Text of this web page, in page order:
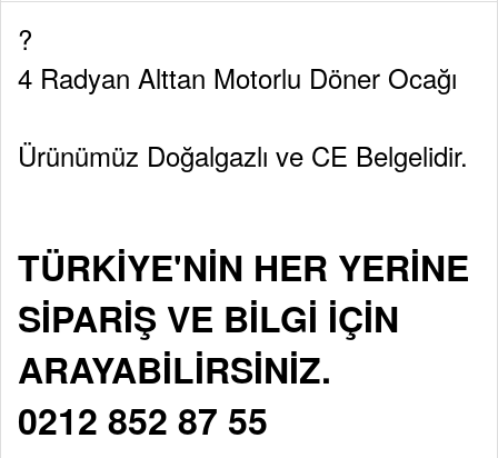
?
4 Radyan Alttan Motorlu Döner Ocağı
Ürünümüz Doğalgazlı ve CE Belgelidir.
TÜRKİYE'NİN HER YERİNE
SİPARİŞ VE BİLGİ İÇİN
ARAYABİLİRSİNİZ.
0212 852 87 55